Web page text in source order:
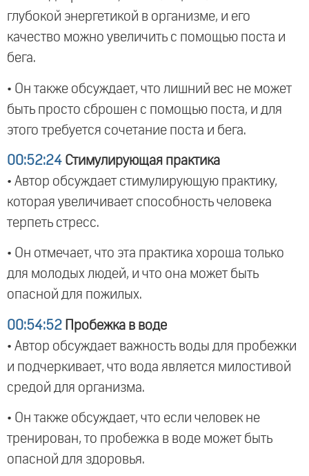
глубокой энергетикой в организме, и его
качество можно увеличить с помощью поста и
бега.
• Он также обсуждает, что лишний вес не может
быть просто сброшен с помощью поста, и для
этого требуется сочетание поста и бега.
00:52:24 Стимулирующая практика
• Автор обсуждает стимулирующую практику,
которая увеличивает способность человека
терпеть стресс.
• Он отмечает, что эта практика хороша только
для молодых людей, и что она может быть
опасной для пожилых.
00:54:52 Пробежка в воде
• Автор обсуждает важность воды для пробежки
и подчеркивает, что вода является милостивой
средой для организма.
• Он также обсуждает, что если человек не
тренирован, то пробежка в воде может быть
опасной для здоровья.